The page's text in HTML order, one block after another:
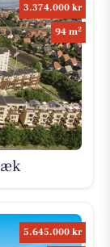
3.374.000 kr
94 m2
5.645.000 kr